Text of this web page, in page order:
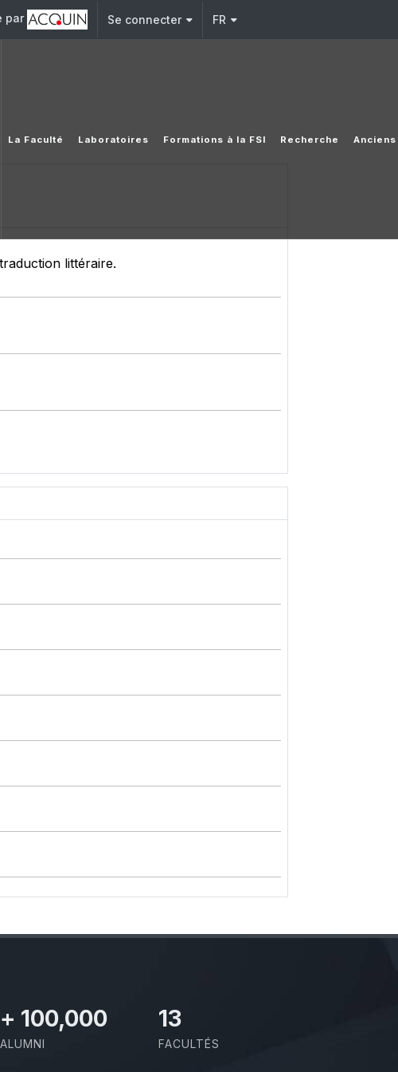
par Se connecter FR
La Faculté Laboratoires Formations à la FSI Recherche Anciens
littéraire.
+ 100,000
ALUMNI
13
FACULTÉS